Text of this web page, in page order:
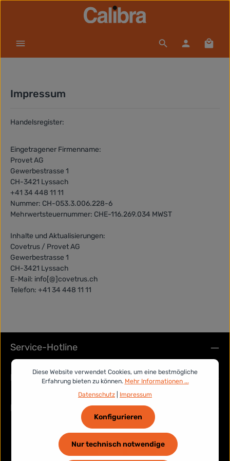
Zum Hauptinhalt springen
Impressum
Handelsregister:
Eingetragener Firmenname:
Provet AG
Gewerbestrasse 1
CH-3421 Lyssach
+41 34 448 11 11
Nummer: CH-053.3.006.228-6
Mehrwertsteuernummer: CHE-116.269.034 MWST
Inhalte und Aktualisierungen:
Covetrus / Provet AG
Gewerbestrasse 1
CH-3421 Lyssach
E-Mail: info[@]covetrus.ch
Telefon: +41 34 448 11 11
Service-Hotline
Rechtliches
Informationen
Diese Website verwendet Cookies, um eine bestmögliche
Erfahrung bieten zu können. Mehr Informationen ...
Datenschutz
Impressum
Nur technisch notwendige
Konfigurieren